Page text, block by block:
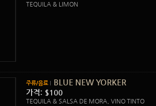
TEQUILA & LIMON
주류/음료 BLUE NEW YORKER
가격: $100
TEQUILA & SALSA DE MORA, VINO TINTO